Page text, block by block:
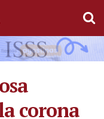
corona